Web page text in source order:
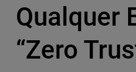
Qualquer
“Zero